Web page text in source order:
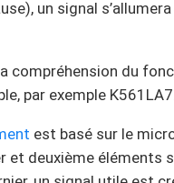
un signal
compréhension du
par exemple
est basé sur le
et deuxième éléments